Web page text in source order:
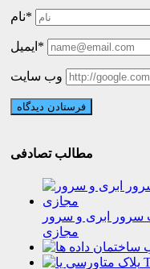
نام*
ایمیل*
وب سایت
مطالب تصادفی
ابری و سرور
مجازی